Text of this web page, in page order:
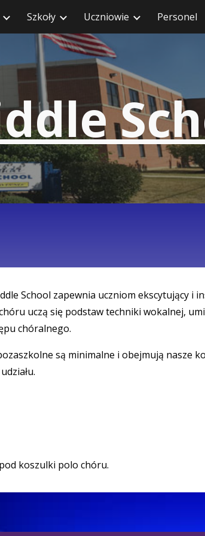
Przejdź do nawigacji
Szkoły Uczniowie Personel
School zapewnia uczniom ekscytujący i
uczą się podstaw techniki wokalnej,
chóralnego.
są minimalne i obejmują nasze
koszulki polo chóru.